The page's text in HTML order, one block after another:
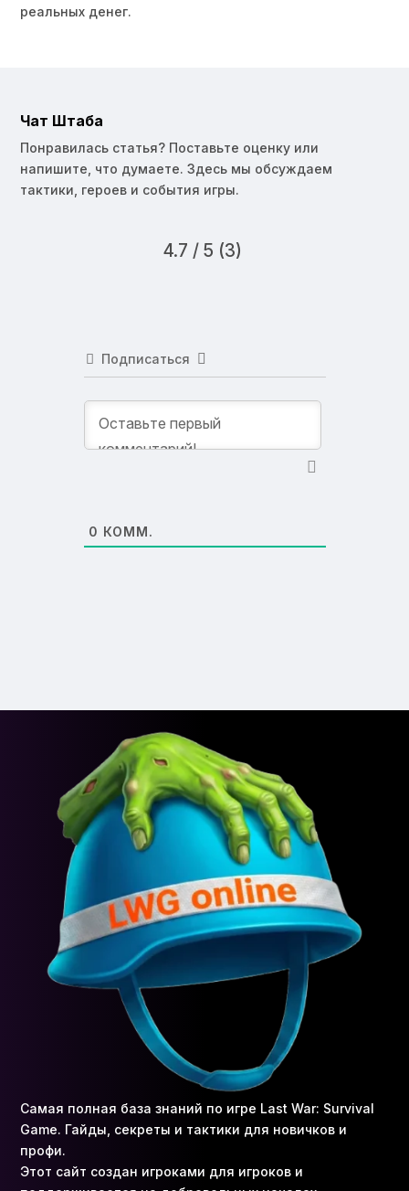
реальных денег.
Чат Штаба
Понравилась статья? Поставьте оценку или
напишите, что думаете. Здесь мы обсуждаем
тактики, героев и события игры.
4.7 / 5 (3)
Подписаться
0 КОММ.
Самая полная база знаний по игре Last War: Survival
Game. Гайды, секреты и тактики для новичков и
профи.
Этот сайт создан игроками для игроков и